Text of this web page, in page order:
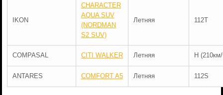
IKON
CHARACTER
AQUA SUV
(NORDMAN
S2 SUV)
Летняя 112T
COMPASAL CITI WALKER Летняя H
ANTARES COMFORT A5 Летняя 112S